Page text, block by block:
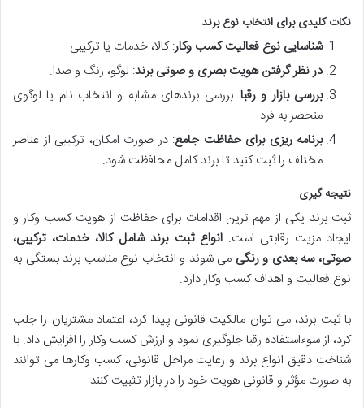
نکات کلیدی برای انتخاب نوع برند
شناسایی نوع فعالیت کسب وکار: کالا، خدمات یا ترکیبی.
در نظر گرفتن هویت بصری و صوتی برند: لوگو، رنگ و صدا.
بررسی بازار و رقبا: بررسی برندهای مشابه و انتخاب نام یا لوگوی
منحصر به فرد.
برنامه ریزی برای حفاظت جامع: در صورت امکان، ترکیبی از عناصر
مختلف را ثبت کنید تا برند کامل محافظت شود.
نتیجه گیری
ثبت برند یکی از مهم ترین اقدامات برای حفاظت از هویت کسب وکار و
ایجاد مزیت رقابتی است.انواع ثبت برند شامل کالا، خدمات، ترکیبی،
صوتی، سه بعدی و رنگی می شوند و انتخاب نوع مناسب برند بستگی به
نوع فعالیت و اهداف کسب وکار دارد.
با ثبت برند، می توان مالکیت قانونی پیدا کرد، اعتماد مشتریان را جلب
کرد، از سوءاستفاده رقبا جلوگیری نمود و ارزش کسب وکار را افزایش داد. با
شناخت دقیق انواع برند و رعایت مراحل قانونی، کسب وکارها می توانند
به صورت مؤثر و قانونی هویت خود را در بازار تثبیت کنند.